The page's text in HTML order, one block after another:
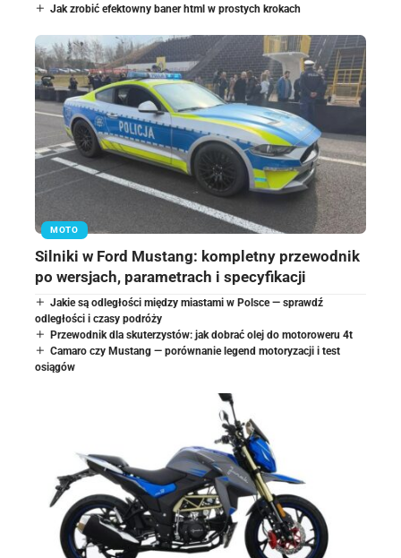
Jak zrobić efektowny baner html w prostych krokach
MOTO
Silniki w Ford Mustang: kompletny przewodnik
po wersjach, parametrach i specyfikacji
Jakie są odległości między miastami w Polsce — sprawdź
odległości i czasy podróży
Przewodnik dla skuterzystów: jak dobrać olej do motoroweru 4t
Camaro czy Mustang — porównanie legend motoryzacji i test
osiągów